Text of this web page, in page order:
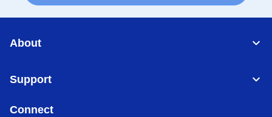
About
Support
Connect